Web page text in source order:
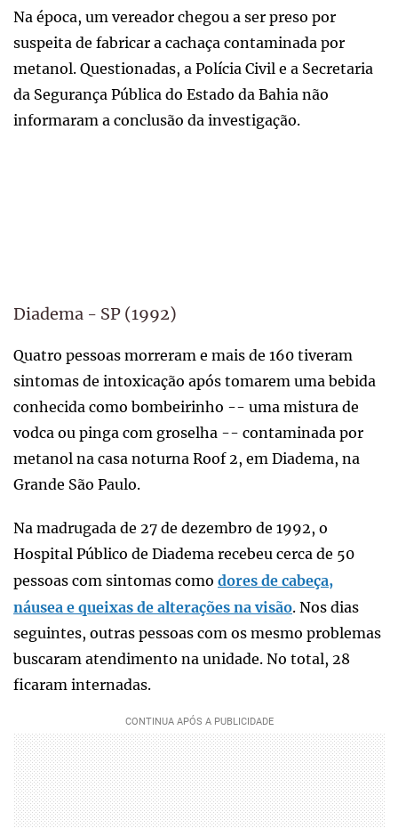
Na época, um vereador chegou a ser preso por
suspeita de fabricar a cachaça contaminada por
metanol. Questionadas, a Polícia Civil e a Secretaria
da Segurança Pública do Estado da Bahia não
informaram a conclusão da investigação.
Diadema - SP (1992)
Quatro pessoas morreram e mais de 160 tiveram
sintomas de intoxicação após tomarem uma bebida
conhecida como bombeirinho -- uma mistura de
vodca ou pinga com groselha -- contaminada por
metanol na casa noturna Roof 2, em Diadema, na
Grande São Paulo.
Na madrugada de 27 de dezembro de 1992, o
Hospital Público de Diadema recebeu cerca de 50
pessoas com sintomas como dores de cabeça,
náusea e queixas de alterações na visão. Nos dias
seguintes, outras pessoas com os mesmo problemas
buscaram atendimento na unidade. No total, 28
ficaram internadas.